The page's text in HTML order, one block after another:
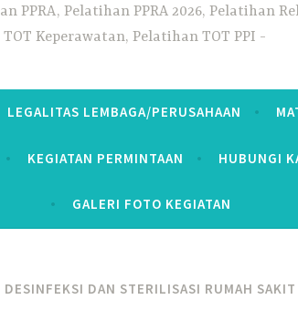
PPRA, Pelatihan PPRA 2026, Pelatihan
TOT Keperawatan, Pelatihan TOT PPI
LEGALITAS LEMBAGA/PERUSAHAAN
KEGIATAN PERMINTAAN HUBUNGI
GALERI FOTO KEGIATAN
DAN STERILISASI RUMAH SAKIT